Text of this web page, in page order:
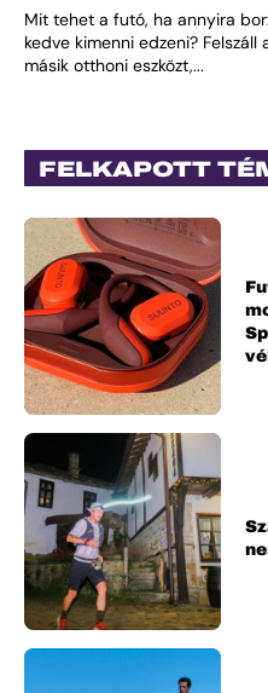
Mit tehet a futó, ha annyira
kedve kimenni edzeni?
másik otthoni eszközt,...
FELKAPOTT